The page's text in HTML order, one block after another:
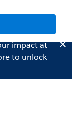
impact at
to unlock